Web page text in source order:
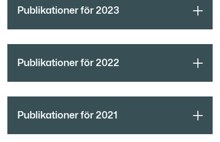
Publikationer för 2023
Publikationer för 2022
Publikationer för 2021